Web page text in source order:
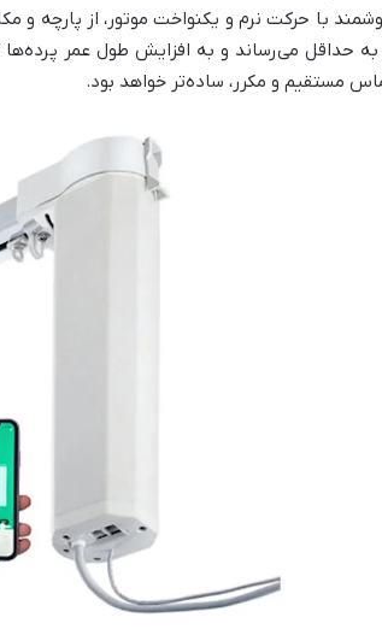
با حرکت نرم و یکنواخت موتور، از پارچه
به حداقل می‌رساند و به افزایش طول عمر
مستقیم و مکرر، ساده‌تر خواهد بود.